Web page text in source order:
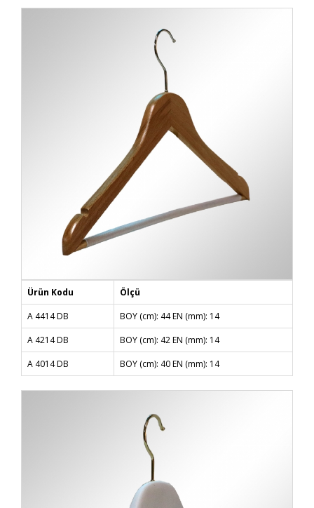
Ürün Kodu
Ölçü
A 4414 DB
BOY (cm): 44 EN (mm): 14
A 4214 DB
BOY (cm): 42 EN (mm): 14
A 4014 DB
BOY (cm): 40 EN (mm): 14